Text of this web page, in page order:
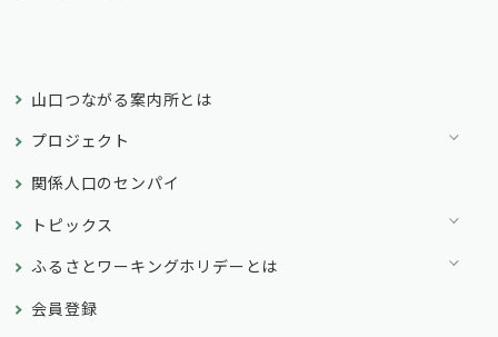
山口つながる案内所とは
プロジェクト
関係人口のセンパイ
トピックス
ふるさとワーキングホリデーとは
会員登録